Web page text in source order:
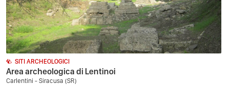
SITI ARCHEOLOGICI
Area archeologica di Lentinoi
Carlentini - Siracusa (SR)